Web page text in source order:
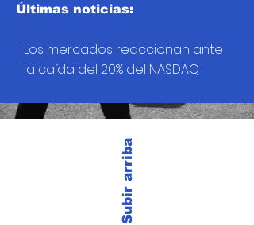
Subir arriba
Últimas noticias:
Los mercados reaccionan ante
la caída del 20% del NASDAQ